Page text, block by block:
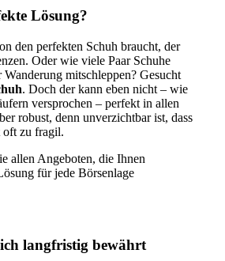
Lösung?
den perfekten Schuh braucht, der
Oder wie viele Paar Schuhe
mitschleppen? Gesucht
. Doch der kann eben nicht – wie
versprochen – perfekt in allen
robust, denn unverzichtbar ist, dass
oft zu fragil.
allen Angeboten, die Ihnen
für jede Börsenlage
langfristig bewährt